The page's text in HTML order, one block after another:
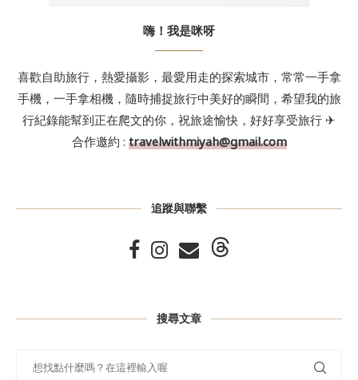
嗨！我是咪呀
喜歡自助旅行，熱愛攝影，最愛用走的探索城市，常常一手拿
手機，一手拿相機，隨時捕捉旅行中美好的瞬間，希望我的旅
行紀錄能幫到正在爬文的你，祝旅途愉快，好好享受旅行 ✈
合作邀約 : travelwithmiyah@gmail.com
追蹤與聯繫
搜尋文章